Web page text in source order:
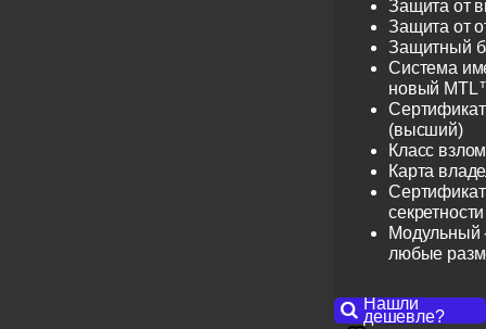
Защита от
Защита от
Защитный
Система
новый
(высший)
Класс
Карта
Модульный
любые
Нашли
дешевле?